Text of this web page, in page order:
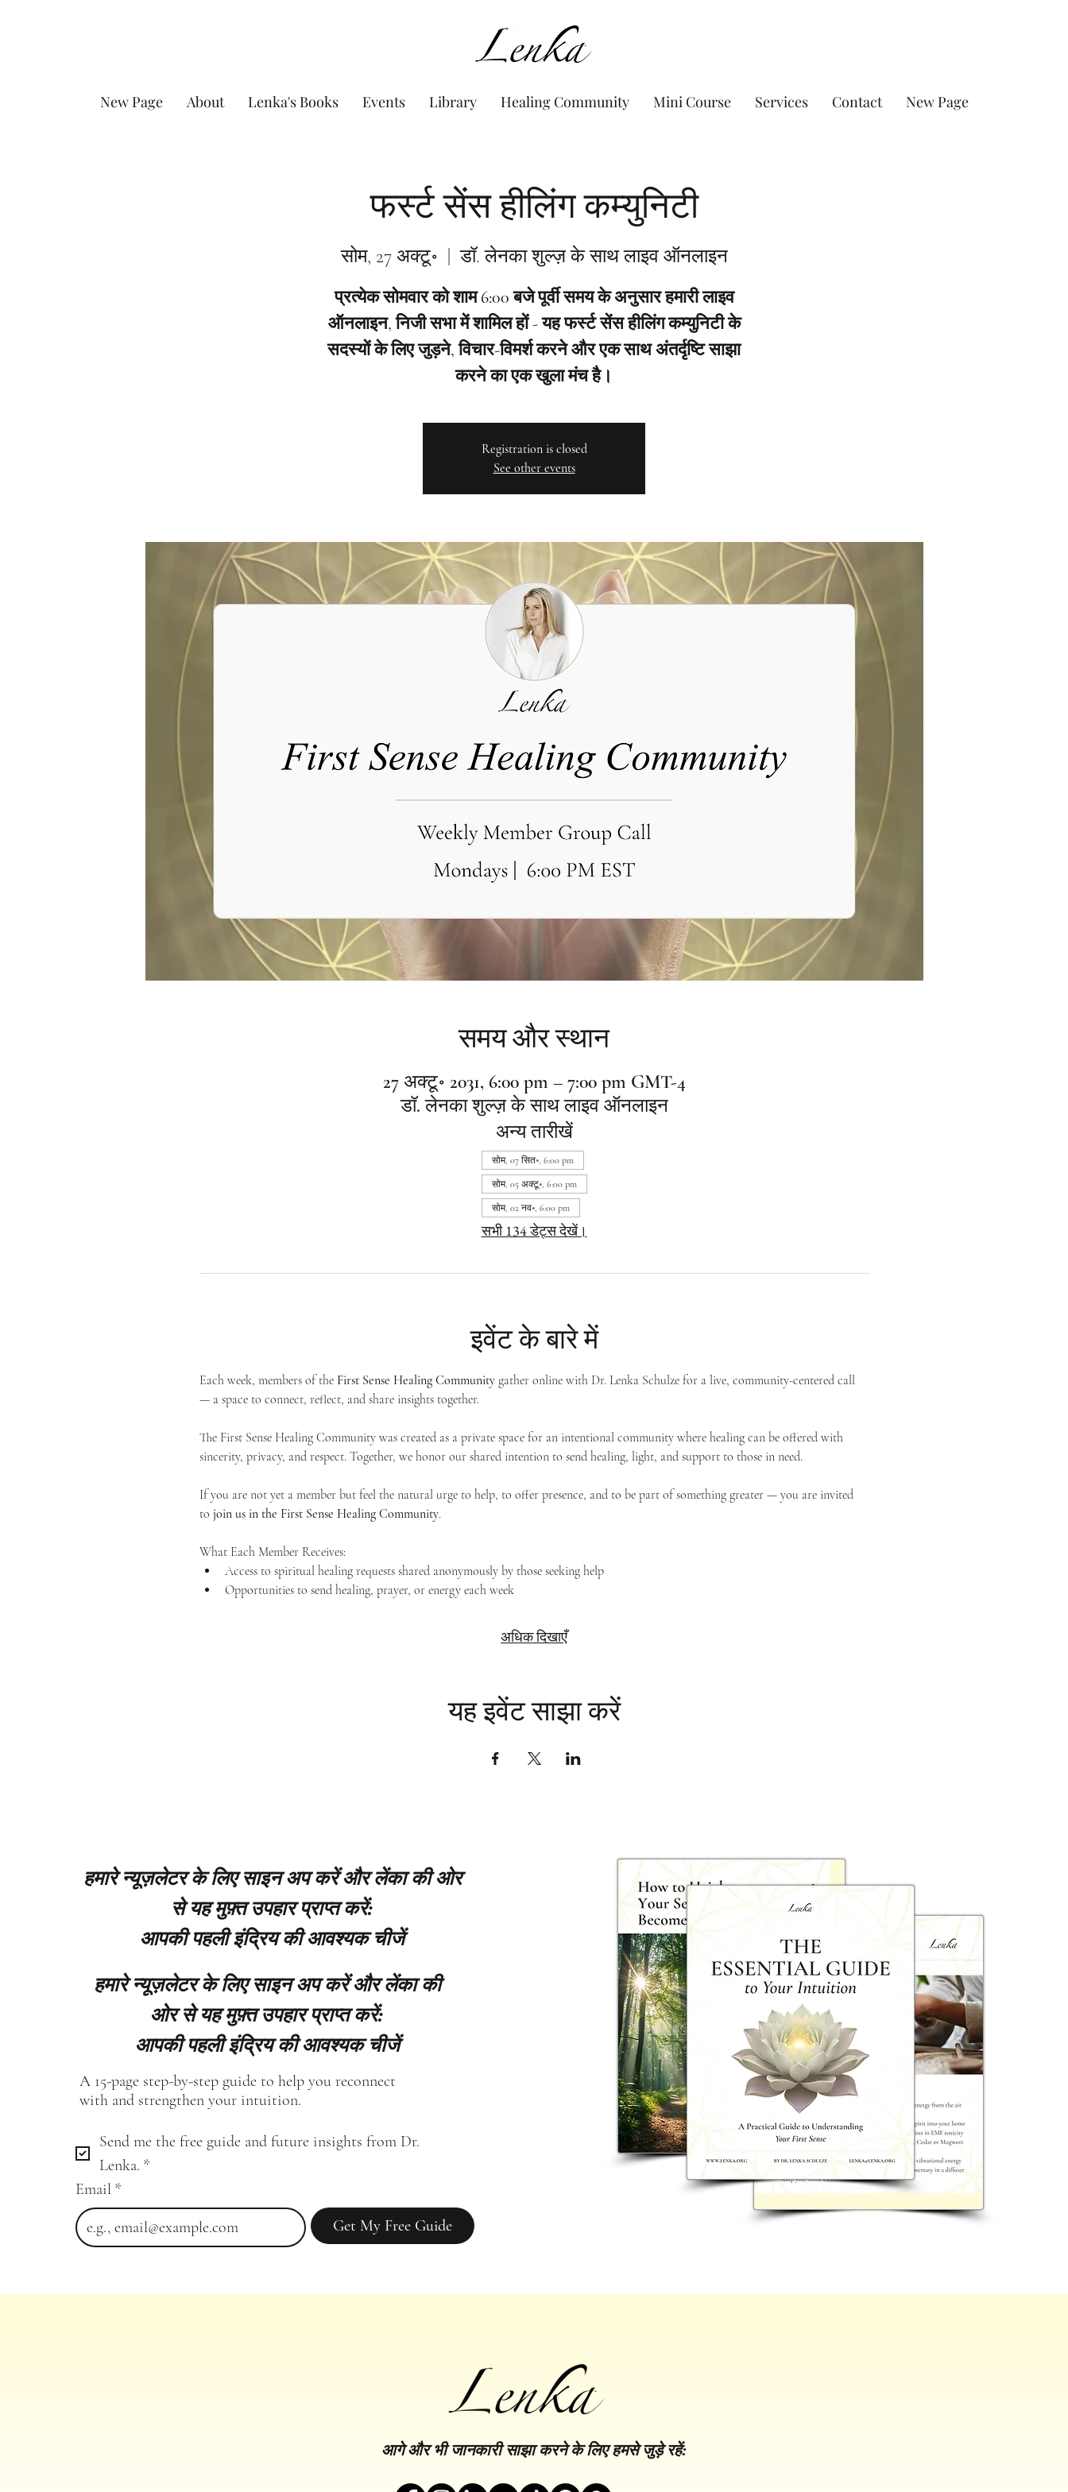
www.Lenka.org
New Page About Lenka's Books Events Library Healing Community Mini Course Services Contact New Page
फर्स्ट सेंस हीलिंग कम्युनिटी
सोम, 27 अक्टू॰
  |
डॉ. लेनका शुल्ज़ के साथ लाइव ऑनलाइन
प्रत्येक सोमवार को शाम 6:00 बजे पूर्वी समय के अनुसार हमारी लाइव
ऑनलाइन, निजी सभा में शामिल हों - यह फर्स्ट सेंस हीलिंग कम्युनिटी के
सदस्यों के लिए जुड़ने, विचार-विमर्श करने और एक साथ अंतर्दृष्टि साझा
करने का एक खुला मंच है।
Registration is closed
See other events
समय और स्थान
27 अक्टू॰ 2031, 6:00 pm – 7:00 pm GMT-4
डॉ. लेनका शुल्ज़ के साथ लाइव ऑनलाइन
अन्य तारीखें
सोम, 07 सित॰, 6:00 pm
सोम, 05 अक्टू॰, 6:00 pm
सोम, 02 नव॰, 6:00 pm
सभी 134 डेट्स देखें।
इवेंट के बारे में
Each week, members of the First Sense Healing Community gather online with Dr. Lenka Schulze for a live, community-centered call
— a space to connect, reflect, and share insights together.
The First Sense Healing Community was created as a private space for an intentional community where healing can be offered with
sincerity, privacy, and respect. Together, we honor our shared intention to send healing, light, and support to those in need.
If you are not yet a member but feel the natural urge to help, to offer presence, and to be part of something greater — you are invited
to join us in the First Sense Healing Community.
What Each Member Receives:
Access to spiritual healing requests shared anonymously by those seeking help
Opportunities to send healing, prayer, or energy each week
अधिक दिखाएँ
यह इवेंट साझा करें
हमारे न्यूज़लेटर के लिए साइन अप करें और लेंका की ओर
से यह मुफ़्त उपहार प्राप्त करें:
आपकी पहली इंद्रिय की आवश्यक चीजें
हमारे न्यूज़लेटर के लिए साइन अप करें और लेंका की
ओर से यह मुफ़्त उपहार प्राप्त करें:
आपकी पहली इंद्रिय की आवश्यक चीजें
A 15-page step-by-step guide to help you reconnect
with and strengthen your intuition.
Send me the free guide and future insights from Dr.
Lenka. *
Email *
Get My Free Guide
आगे और भी जानकारी साझा करने के लिए हमसे जुड़े रहें: